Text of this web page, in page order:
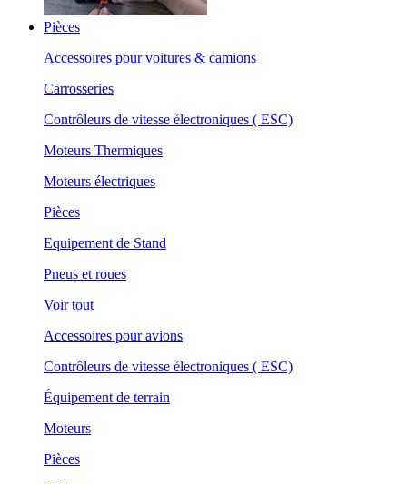
Pièces
Accessoires pour voitures & camions
Carrosseries
Contrôleurs de vitesse électroniques ( ESC)
Moteurs Thermiques
Moteurs électriques
Pièces
Equipement de Stand
Pneus et roues
Voir tout
Accessoires pour avions
Contrôleurs de vitesse électroniques ( ESC)
Équipement de terrain
Moteurs
Pièces